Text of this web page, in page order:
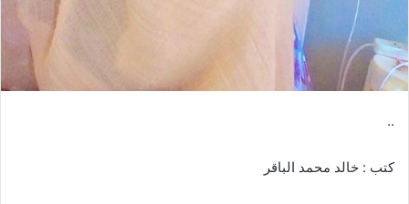
..
كتب : خالد محمد الباقر